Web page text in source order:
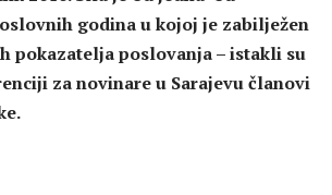
godina u kojoj je zabilježen
pokazatelja poslovanja – istakli su
za novinare u Sarajevu članovi